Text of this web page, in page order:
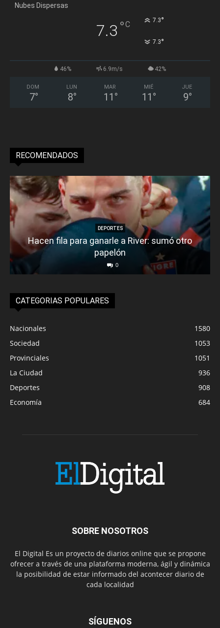
Nubes Dispersas
7.3 °C 7.3°
7.3°
46% 6.9m/s 42%
DOM
7°
LUN
8°
MAR
11 °
MIÉ
11 °
JUE
9°
RECOMENDADOS
DEPORTES
Hacen fila para ganarle a River: sumó otro
papelón
0
CATEGORIAS POPULARES
Nacionales
1580
Sociedad
1053
Provinciales
1051
La Ciudad
936
Deportes
908
Economía
684
SOBRE NOSOTROS
El Digital Es un proyecto de diarios online que se propone
ofrecer a través de una plataforma moderna, ágil y dinámica
la posibilidad de estar informado del acontecer diario de
cada localidad
SÍGUENOS